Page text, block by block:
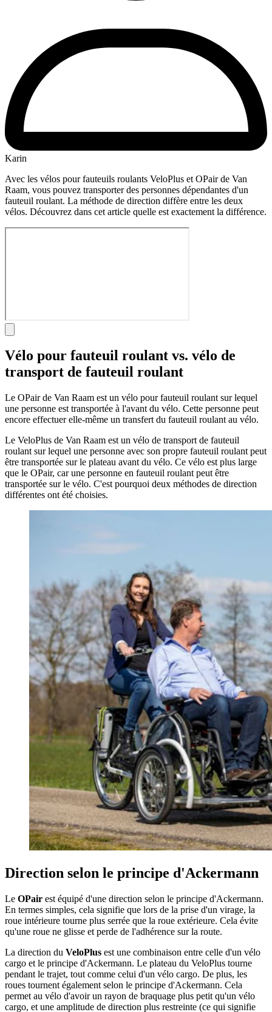
Karin
Avec les vélos pour fauteuils roulants VeloPlus et OPair de Van
Raam, vous pouvez transporter des personnes dépendantes d'un
fauteuil roulant. La méthode de direction diffère entre les deux
vélos. Découvrez dans cet article quelle est exactement la différence.
Vélo pour fauteuil roulant vs. vélo de
transport de fauteuil roulant
Le OPair de Van Raam est un vélo pour fauteuil roulant sur lequel
une personne est transportée à l'avant du vélo. Cette personne peut
encore effectuer elle-même un transfert du fauteuil roulant au vélo.
Le VeloPlus de Van Raam est un vélo de transport de fauteuil
roulant sur lequel une personne avec son propre fauteuil roulant peut
être transportée sur le plateau avant du vélo. Ce vélo est plus large
que le OPair, car une personne en fauteuil roulant peut être
transportée sur le vélo. C'est pourquoi deux méthodes de direction
différentes ont été choisies.
Direction selon le principe d'Ackermann
Le OPair est équipé d'une direction selon le principe d'Ackermann.
En termes simples, cela signifie que lors de la prise d'un virage, la
roue intérieure tourne plus serrée que la roue extérieure. Cela évite
qu'une roue ne glisse et perde de l'adhérence sur la route.
La direction du VeloPlus est une combinaison entre celle d'un vélo
cargo et le principe d'Ackermann. Le plateau du VeloPlus tourne
pendant le trajet, tout comme celui d'un vélo cargo. De plus, les
roues tournent également selon le principe d'Ackermann. Cela
permet au vélo d'avoir un rayon de braquage plus petit qu'un vélo
cargo, et une amplitude de direction plus restreinte (ce qui signifie